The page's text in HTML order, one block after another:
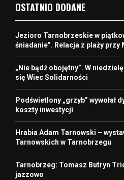
OSTATNIO DODANE
Jezioro Tarnobrzeskie w
śniadanie”. Relacja z plaży przy
„Nie bądź obojętny”. W
się Wiec Solidarności
Podświetlony „grzyb” wywołał
koszty inwestycji
Hrabia Adam Tarnowski –
Tarnowskich w Tarnobrzegu
Tarnobrzeg: Tomasz Butryn
jazzowo